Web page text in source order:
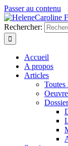
Passer au contenu
Rechercher:
Accueil
A propos
Articles
Toutes